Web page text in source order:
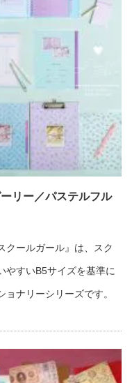
リー／パステルフル
クールガール』は、スク
やすいB5サイズを基準に
ナリーシリーズです。